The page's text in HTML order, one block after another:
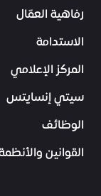
رفاهية العمّال
الاستدامة
المركز الإعلامي
سيتي إنسايتس
الوظائف
القوانين